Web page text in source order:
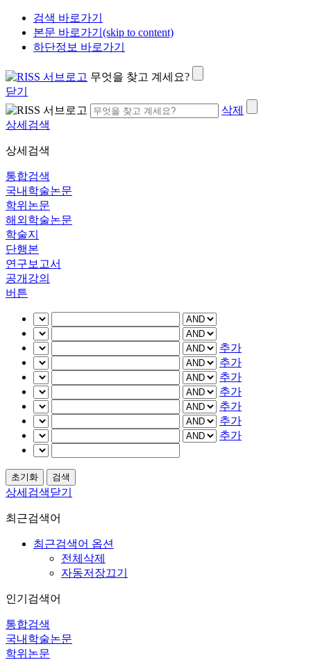
검색 바로가기
본문 바로가기(skip to content)
하단정보 바로가기
무엇을 찾고 계세요?
닫기
삭제
상세검색
상세검색
통합검색
국내학술논문
학위논문
해외학술논문
학술지
단행본
연구보고서
공개강의
버튼
추가
추가
추가
추가
추가
추가
추가
상세검색닫기
최근검색어
최근검색어 옵션
전체삭제
자동저장끄기
인기검색어
통합검색
국내학술논문
학위논문